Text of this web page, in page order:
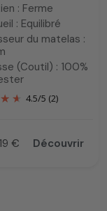
: Ferme
: Equilibré
du matelas :
(Coutil) : 100%
4.5/5 (2)
€ Découvrir